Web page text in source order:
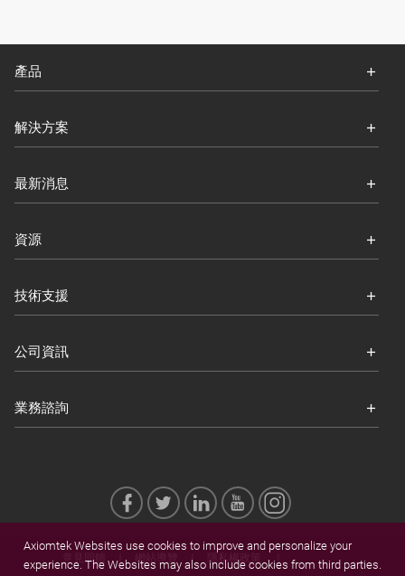
產品
解決方案
最新消息
資源
技術支援
公司資訊
業務諮詢
意見回饋 網站導覽 隱私權政策
Axiomtek Websites use cookies to improve and personalize your
experience. The Websites may also include cookies from third parties.